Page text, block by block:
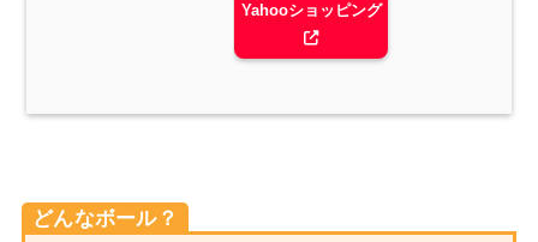
Yahooショッピング
どんなボール？